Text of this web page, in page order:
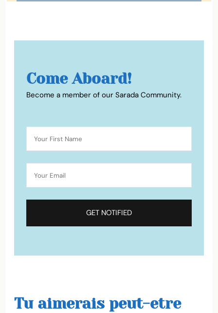
Come Aboard!
Become a member of our Sarada Community.
Tu aimerais peut-etre